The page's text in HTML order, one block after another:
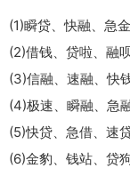
(1)瞬贷、快融、急
(2)借钱、贷啦、融
(3)信融、速融、快
(4)极速、瞬融、急
(5)快贷、急借、速
(6)金豹、钱站、贷